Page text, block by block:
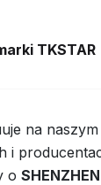
TKSTAR
na
i
o